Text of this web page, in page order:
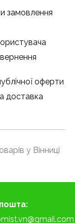
замовлення
оферти
доставка
у Вінниці